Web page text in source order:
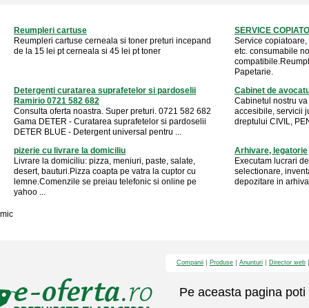
Reumpleri cartuse
Reumpleri cartuse cerneala si toner preturi incepand
de la 15 lei pt cerneala si 45 lei pt toner
SERVICE
Service
etc. consumabile
Papetarie.
Detergenti curatarea suprafetelor si pardoselii
Ramirio 0721 582 682
Consulta oferta noastra. Super preturi. 0721 582 682
Gama DETER - Curatarea suprafetelor si pardoselii
DETER BLUE - Detergent universal pentru ...
Cabinet de
Cabinetul nostru
accesibile, servicii
dreptului CIVIL,
pizerie cu livrare la domiciliu
Livrare la domiciliu: pizza, meniuri, paste, salate,
desert, bauturi.Pizza coapta pe vatra la cuptor cu
lemne.Comenzile se preiau telefonic si online pe
yahoo ...
Arhivare, legatorie
Executam lucrari
selectionare,
depozitare in
mic
Companii Produse Anunturi Director web
Pe aceasta pagina poti